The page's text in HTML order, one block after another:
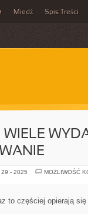
Miedź Spis Treści
29 - 2025
MOŻLIWOŚĆ
to częściej opierają się